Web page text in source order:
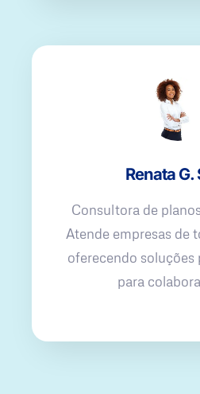
Renata G.
Consultora de
Atende empresas de
oferecendo soluções
para